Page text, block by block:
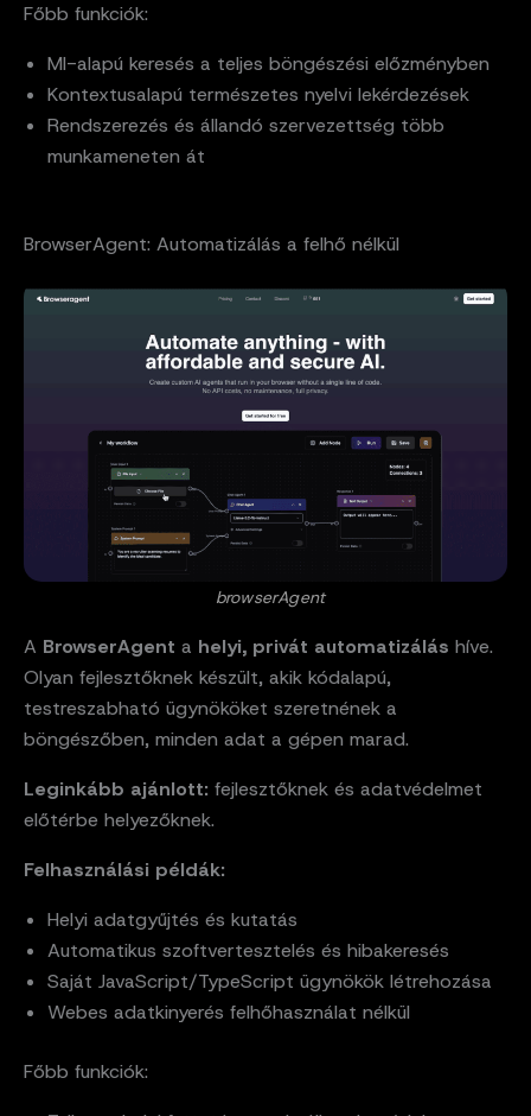
Főbb funkciók:
MI-alapú keresés a teljes böngészési előzményben
Kontextusalapú természetes nyelvi lekérdezések
Rendszerezés és állandó szervezettség több
munkameneten át
BrowserAgent: Automatizálás a felhő nélkül
browserAgent
A BrowserAgent a helyi, privát automatizálás híve.
Olyan fejlesztőknek készült, akik kódalapú,
testreszabható ügynököket szeretnének a
böngészőben, minden adat a gépen marad.
Leginkább ajánlott: fejlesztőknek és adatvédelmet
előtérbe helyezőknek.
Felhasználási példák:
Helyi adatgyűjtés és kutatás
Automatikus szoftvertesztelés és hibakeresés
Saját JavaScript/TypeScript ügynökök létrehozása
Webes adatkinyerés felhőhasználat nélkül
Főbb funkciók: